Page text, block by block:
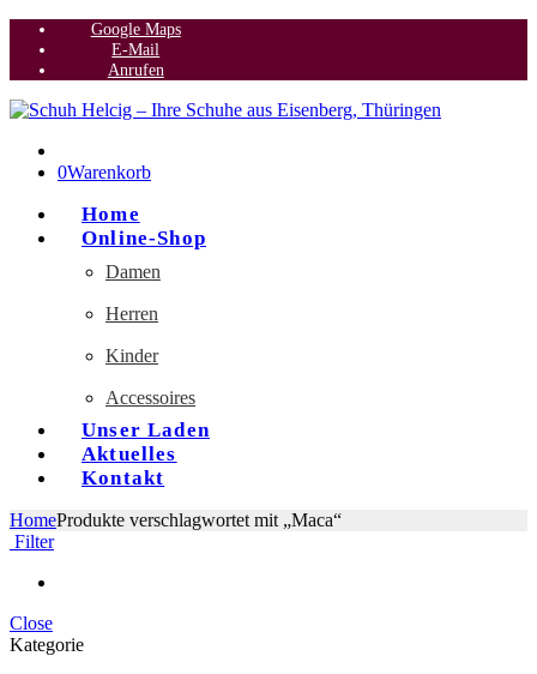
Google Maps
E-Mail
Anrufen
0Warenkorb
Home
Online-Shop
Damen
Herren
Kinder
Accessoires
Unser Laden
Aktuelles
Kontakt
HomeProdukte verschlagwortet mit „Maca“
Filter
Close
Kategorie